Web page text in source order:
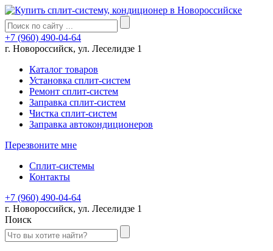
+7 (960) 490-04-64
г. Новороссийск, ул. Леселидзе 1
Каталог товаров
Установка сплит-систем
Ремонт сплит-систем
Заправка сплит-систем
Чистка сплит-систем
Заправка автокондиционеров
Перезвоните мне
Сплит-системы
Контакты
+7 (960) 490-04-64
г. Новороссийск, ул. Леселидзе 1
Поиск